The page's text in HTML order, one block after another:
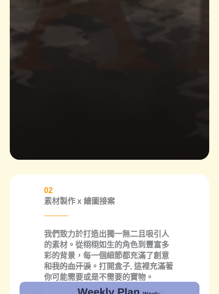
02
素材製作 x 繪圖接案​
我們致力於打造出獨一無二且吸引人
的素材。從栩栩如生的角色到豐富多
彩的背景，每一個細節都充滿了創意
和我的血汗淚 。打開盒子, 這裡充滿著
你可能需要或是不需要的寶物。